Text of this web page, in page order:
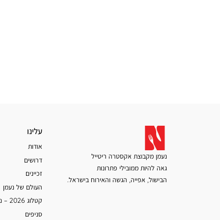
נעמן מקבוצת אקסטרה ריטייל
גאה להיות ממובילי פתרונות
הבישול, אפייה, הגשה והאירוח בישראל.
עלינו
עלינו
אודות
דרושים
זכיינים
העולם של נעמן
קטלוג 2026 – נעמן
סניפים